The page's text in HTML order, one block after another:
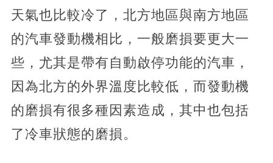
天氣也比較冷了，北方地區與南方地區
的汽車發動機相比，一般磨損要更大一
些，尤其是帶有自動啟停功能的汽車，
因為北方的外界溫度比較低，而發動機
的磨損有很多種因素造成，其中也包括
了冷車狀態的磨損。